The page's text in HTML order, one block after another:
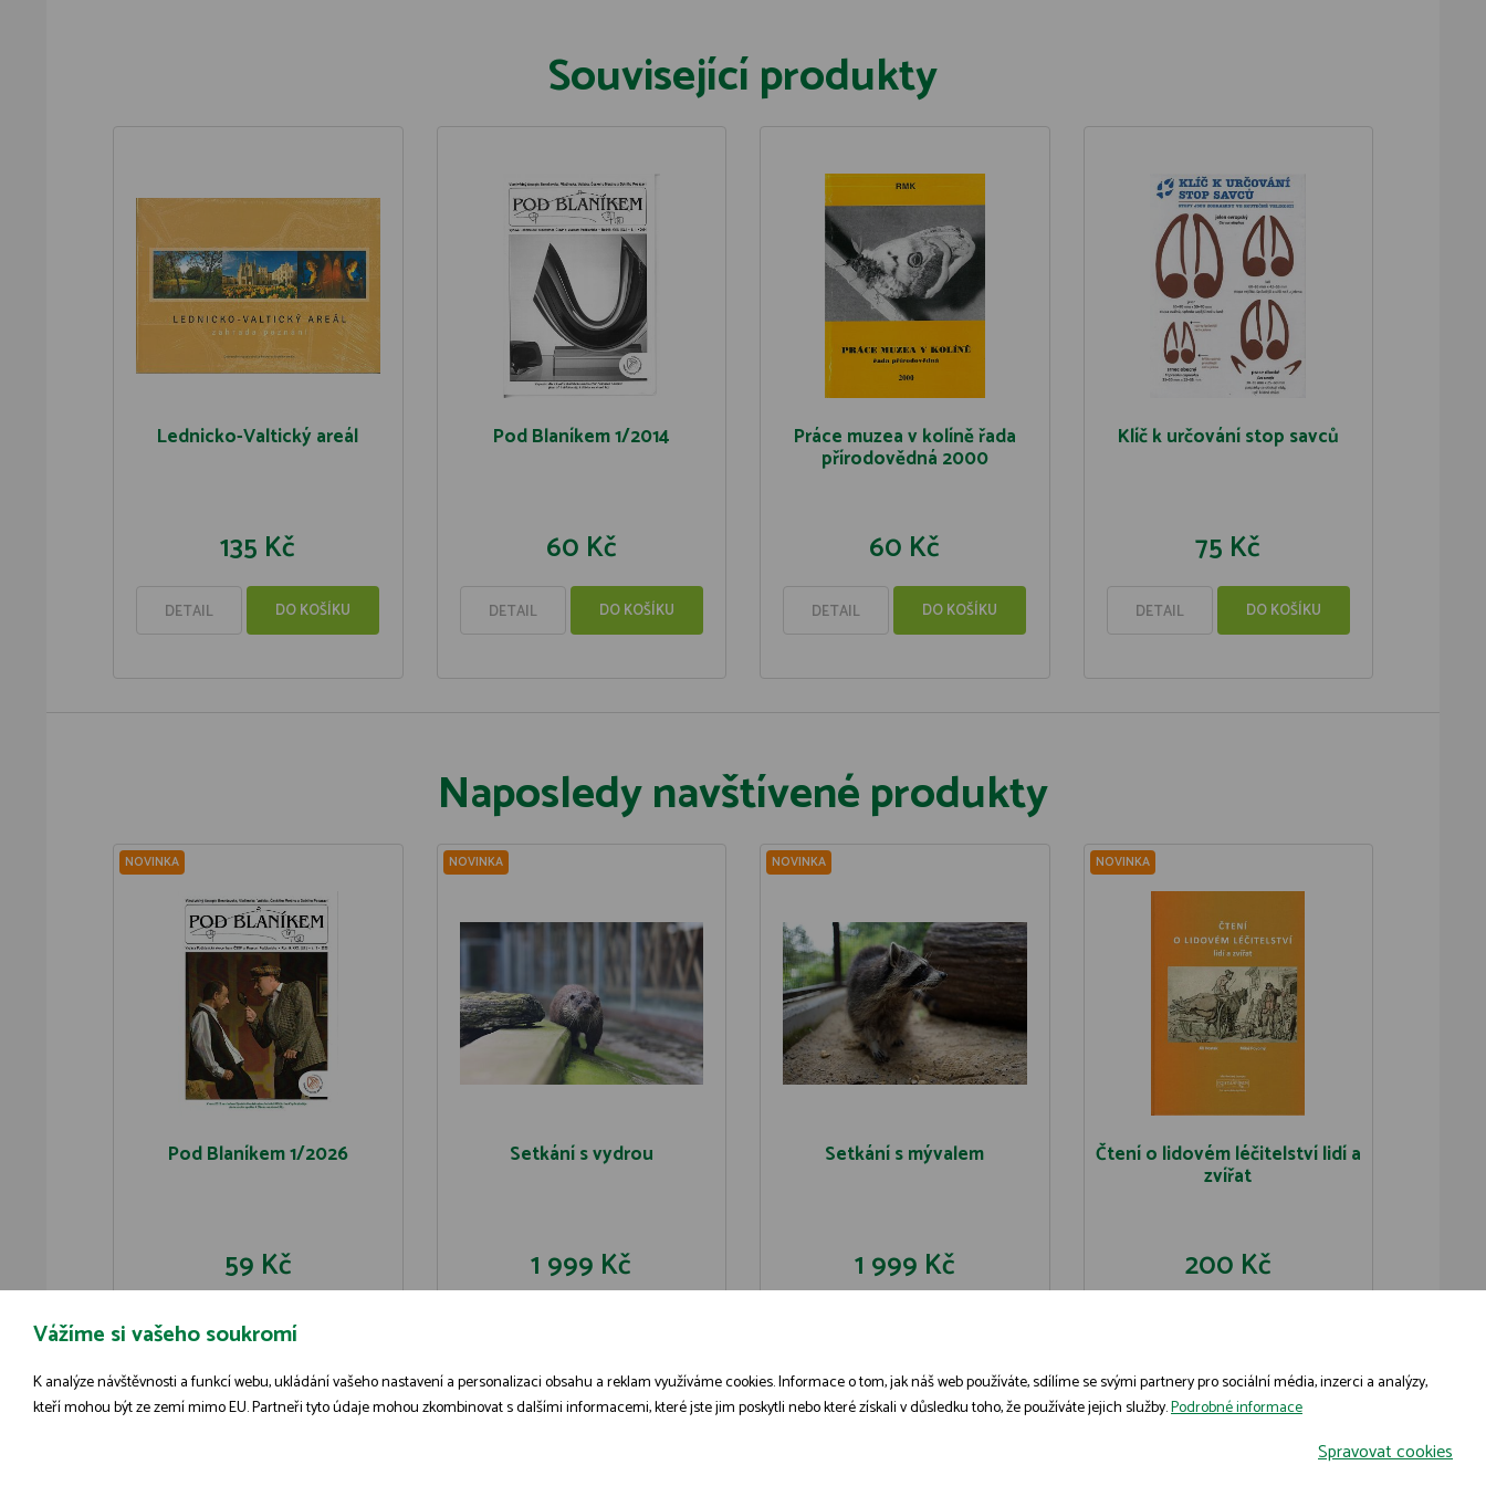
Související produkty
Lednicko-Valtický areál
135 Kč
DETAIL DO KOŠÍKU
Pod Blaníkem 1/2014
60 Kč
DETAIL DO KOŠÍKU
Práce muzea v kolíně řada
přírodovědná 2000
60 Kč
DETAIL DO KOŠÍKU
Klíč k určování stop savců
75 Kč
DETAIL DO KOŠÍKU
Naposledy navštívené produkty
NOVINKA
Pod Blaníkem 1/2026
59 Kč
DETAIL DO KOŠÍKU
NOVINKA
Setkání s vydrou
1 999 Kč
NOVINKA
Setkání s mývalem
1 999 Kč
NOVINKA
Čtení o lidovém léčitelství lidí a
zvířat
200 Kč
Vážíme si vašeho soukromí
K analýze návštěvnosti a funkcí webu, ukládání vašeho nastavení a personalizaci obsahu a reklam využíváme cookies. Informace o tom, jak náš web používáte, sdílíme se svými partnery pro sociální média, inzerci a analýzy,
kteří mohou být ze zemí mimo EU. Partneři tyto údaje mohou zkombinovat s dalšími informacemi, které jste jim poskytli nebo které získali v důsledku toho, že používáte jejich služby.Podrobné informace
Spravovat cookies